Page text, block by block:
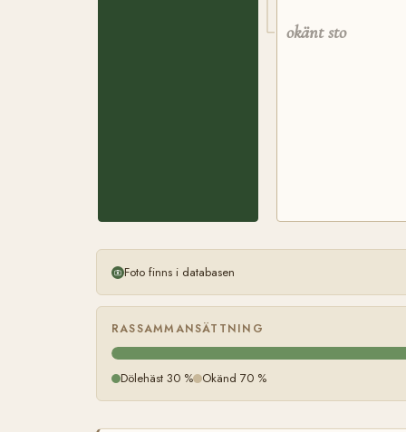
okänt sto
Foto finns i databasen
RASSAMMANSÄTTNING
Dölehäst 30 % Okänd 70 %